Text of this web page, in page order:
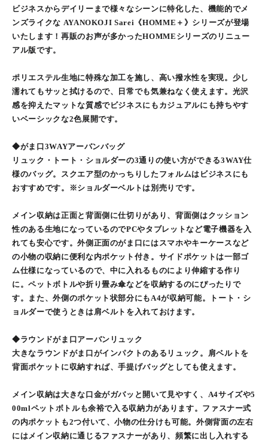
ビジネスからデイリーまで様々なシーンに特化した、機能的でメ
ンズライクな AYANOKOJI Sarei《HOMME＋》シリーズが登場
いたします！再販のお声が多かったHOMMEシリーズのリニュー
アル版です。
ポリエステル生地に特殊な加工を施し、高い撥水性を実現。少し
濡れてもサッと拭けるので、日常でも気兼ねなく使えます。光沢
感を抑えたマットな質感でビジネスにもカジュアルにも持ちやす
いベーシックな2色展開です。
◆がま口3WAYアーバンバッグ
リュック・トート・ショルダーの3通りの使い方ができる3WAY仕
様のバッグ。スクエア型のかっちりしたフォルムはビジネスにも
おすすめです。※ショルダーベルトは別売りです。
メイン収納は正面と背面側に仕切りがあり、背面側はクッション
性のある生地になっているのでPCやタブレットなど電子機器を入
れても安心です。外側正面のがま口にはスマホやキーケースなど
の小物の収納に便利な内ポケット付き。サイドポケットは一部ゴ
ム仕様になっているので、中に入れるものにより伸縮する作り
に。ペットボトルや折り畳み傘などを収納するのにぴったりで
す。また、外側のポケット状部分にもA4が収納可能。トート・シ
ョルダーで使うときは肩ベルトを入れておけます。
◆ラウンドがま口アーバンリュック
大きなラウンドがま口がインパクトのあるリュック。肩ベルトを
背面ポケットに収納すれば、手提げバッグとしても使えます。
メイン収納は大きな口金がガバッと開いて見やすく、A4サイズや5
00mlペットボトルも余裕で入る収納力があります。ファスナー式
の内ポケットも2つ付いて、小物の仕分けも可能。外側背面の左右
にはメイン収納に通じるファスナーがあり、頻繁に出し入れする